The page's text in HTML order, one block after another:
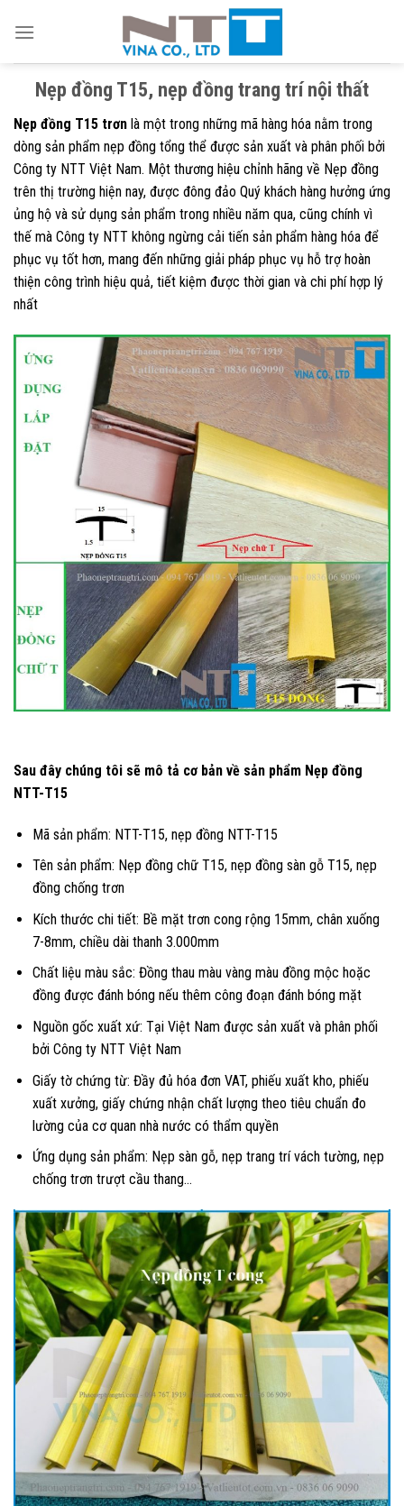
Nẹp đồng T15, nẹp đồng trang trí nội thất
Nẹp đồng T15 trơn là một trong những mã hàng hóa nằm trong
dòng sản phẩm nẹp đồng tổng thể được sản xuất và phân phối bởi
Công ty NTT Việt Nam. Một thương hiệu chỉnh hãng về Nẹp đồng
trên thị trường hiện nay, được đông đảo Quý khách hàng hưởng ứng
ủng hộ và sử dụng sản phẩm trong nhiều năm qua, cũng chính vì
thế mà Công ty NTT không ngừng cải tiến sản phẩm hàng hóa để
phục vụ tốt hơn, mang đến những giải pháp phục vụ hỗ trợ hoàn
thiện công trình hiệu quả, tiết kiệm được thời gian và chi phí hợp lý
nhất
Sau đây chúng tôi sẽ mô tả cơ bản về sản phẩm Nẹp đồng
NTT-T15
Mã sản phẩm: NTT-T15, nẹp đồng NTT-T15
Tên sản phẩm: Nẹp đồng chữ T15, nẹp đồng sàn gỗ T15, nẹp
đồng chống trơn
Kích thước chi tiết: Bề mặt trơn cong rộng 15mm, chân xuống
7-8mm, chiều dài thanh 3.000mm
Chất liệu màu sắc: Đồng thau màu vàng màu đồng mộc hoặc
đồng được đánh bóng nếu thêm công đoạn đánh bóng mặt
Nguồn gốc xuất xứ: Tại Việt Nam được sản xuất và phân phối
bởi Công ty NTT Việt Nam
Giấy tờ chứng từ: Đầy đủ hóa đơn VAT, phiếu xuất kho, phiếu
xuất xưởng, giấy chứng nhận chất lượng theo tiêu chuẩn đo
lường của cơ quan nhà nước có thẩm quyền
Ứng dụng sản phẩm: Nẹp sàn gỗ, nẹp trang trí vách tường, nẹp
chống trơn trượt cầu thang…